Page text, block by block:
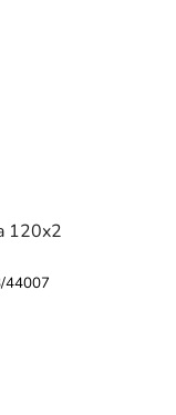
Plachta 160x200
120x200 cm
44007